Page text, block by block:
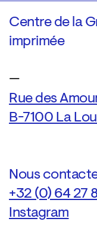
Centre de la
imprimée
—
Rue des
B-7100 La
Nous
+32 (0) 64 27
Instagram